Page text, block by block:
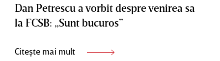
Dan Petrescu a vorbit despre venirea sa
la FCSB: „Sunt bucuros”
Citește mai mult